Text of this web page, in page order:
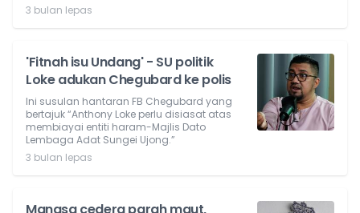
3 bulan lepas
'Fitnah isu Undang' - SU politik
Loke adukan Chegubard ke polis
Ini susulan hantaran FB Chegubard yang
bertajuk “Anthony Loke perlu disiasat atas
membiayai entiti haram-Majlis Dato
Lembaga Adat Sungei Ujong.”
3 bulan lepas